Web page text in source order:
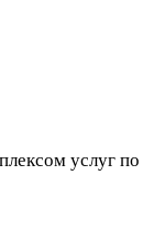
услуг по